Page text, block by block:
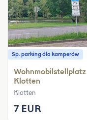
Sp. parking dla kamperów
Wohnmobilstellplatz
Klotten
Klotten
7 EUR